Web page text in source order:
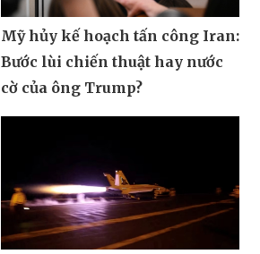
Mỹ hủy kế hoạch tấn công Iran:
Bước lùi chiến thuật hay nước
cờ của ông Trump?